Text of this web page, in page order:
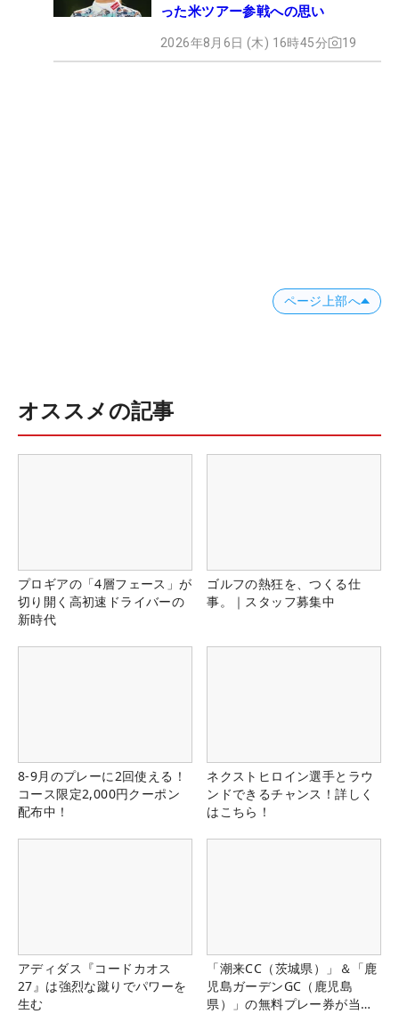
った米ツアー参戦への思い
2026年8月6日 (木) 16時45分 19
ページ上部へ
オススメの記事
プロギアの「4層フェース」が
切り開く高初速ドライバーの
新時代
ゴルフの熱狂を、つくる仕
事。｜スタッフ募集中
8-9月のプレーに2回使える！
コース限定2,000円クーポン
配布中！
ネクストヒロイン選手とラウ
ンドできるチャンス！詳しく
はこちら！
アディダス『コードカオス
27』は強烈な蹴りでパワーを
生む
「潮来CC（茨城県）」＆「鹿
児島ガーデンGC（鹿児島
県）」の無料プレー券が当た